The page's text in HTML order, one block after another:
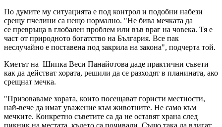
По думите му ситуацията е под контрол и подобни набези
срещу пчелини са нещо нормално. "Не бива мечката да
се превръща в глобален проблем или във враг на човека. Тя е
част от природното богатство на България. Все пак
неслучайно е поставена под закрила на закона", подчерта той.
Кметът на Шипка Веси Панайотова даде практични съвети
как да действат хората, решили да се разходят в планината, ако
срещнат мечка.
"Призоваваме хората, които посещават гористи местности,
най-вече да имат уважение към животните. Не само към
мечките. Конкретно съветите са да не оставят храна след